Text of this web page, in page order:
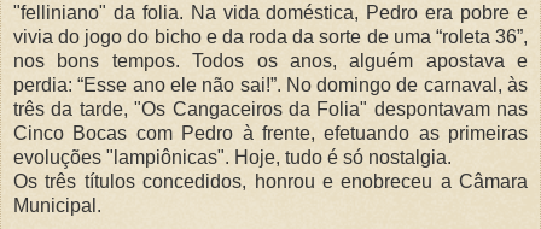
"felliniano" da folia. Na vida doméstica, Pedro era pobre e
vivia do jogo do bicho e da roda da sorte de uma “roleta 36”,
nos bons tempos. Todos os anos, alguém apostava e
perdia: “Esse ano ele não sai!”. No domingo de carnaval, às
três da tarde, "Os Cangaceiros da Folia" despontavam nas
Cinco Bocas com Pedro à frente, efetuando as primeiras
evoluções "lampiônicas". Hoje, tudo é só nostalgia.
Os três títulos concedidos, honrou e enobreceu a Câmara
Municipal.